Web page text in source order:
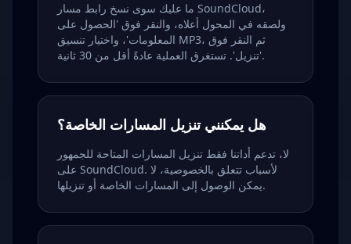
ما عليك سوى نسخ رابط مسار SoundCloud،
ولصقه في المحول أعلاه، والنقر فوق 'الحصول على
المعلومات'، واختيار تنسيق MP3، ثم النقر فوق
'تنزيل'. تستغرق العملية عادةً أقل من 30 ثانية.
هل يمكنني تنزيل المسارات الخاصة؟
لا، تدعم أداتنا فقط تنزيل المسارات المتاحة للجمهور
على SoundCloud. لأسباب تتعلق بالخصوصية، لا
يمكن الوصول إلى المسارات الخاصة أو تنزيلها.